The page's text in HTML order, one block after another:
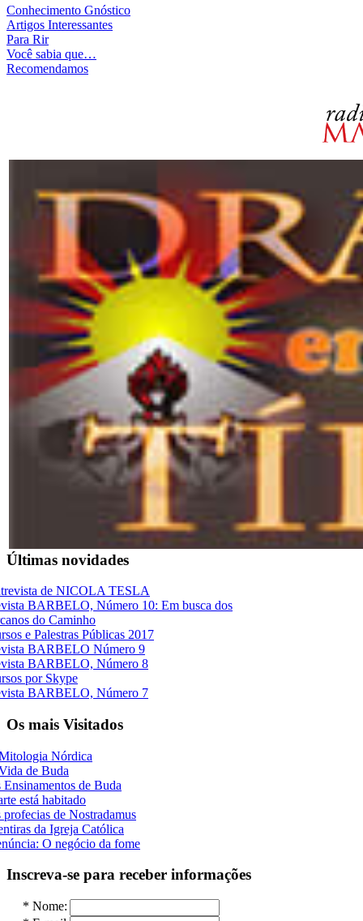
Conhecimento Gnóstico
Artigos Interessantes
Para Rir
Você sabia que…
Recomendamos
Últimas novidades
de NICOLA TESLA
BARBELO, Número 10: Em busca dos
do Caminho
e Palestras Públicas 2017
BARBELO Número 9
BARBELO, Número 8
por Skype
BARBELO, Número 7
Os mais Visitados
Nórdica
de Buda
Ensinamentos de Buda
está habitado
profecias de Nostradamus
da Igreja Católica
O negócio da fome
Inscreva-se para receber informações
* Nome: